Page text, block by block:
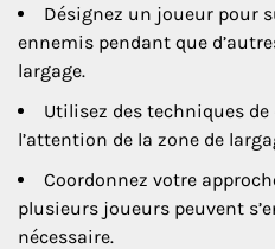
Désignez un joueur pour
ennemis pendant que
largage.
Utilisez des techniques
l’attention de la zone de
Coordonnez votre
plusieurs joueurs peuvent
nécessaire.